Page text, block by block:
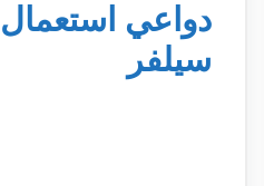
دواعي
سيلفر